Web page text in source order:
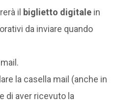
il biglietto digitale in
da inviare quando
la casella mail (anche in
di aver ricevuto la